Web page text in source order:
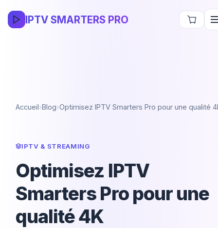
IPTV SMARTERS PRO
Accueil›Blog›Optimisez IPTV Smarters Pro pour une qualité
IPTV & STREAMING
Optimisez IPTV
Smarters Pro pour une
qualité 4K